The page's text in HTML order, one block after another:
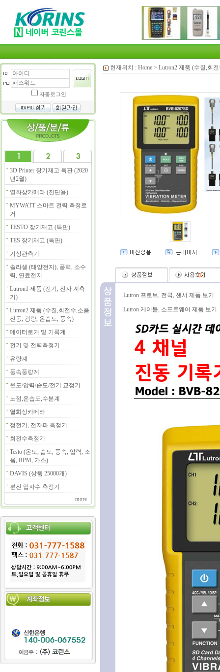
자동로그인
3D Printer 장기재고 특판 (2020
년2월)
열화상카메라 (진단용)
MYWATT 스마트 전력 측정로
거
TESTO 장기재고 (특판)
TES 장기재고 (특판)
기상관측기
솔라셀 (태양전지), 풍력, 소수
력, 연료전지
Lutron1 제품 (전기, 전자 계측
기)
Lutron2 제품 (수질,회전수,소음
진동, 광량, 온습도, 풍속)
데이터로거 및 기록계
전기 및 전력측정기
유량계
풍속풍량계
온도/압력/습도/전기 교정기
노점,온습도,수분계
열화상카메라
정전기, 전자파 측정기
회전수측정기
Testo (온도, 습도, 풍속, 압력, 소
음, RPM, 가스)
DAVIS (상품 25000개)
분진 입자수 측정기
more
현재위치 : Home > Lutron2 제품 (수질,회
(0)
Lutron 프로브, 전극, 센서 제품 보기
Lutron 케이블, 소프트웨어 제품 보기